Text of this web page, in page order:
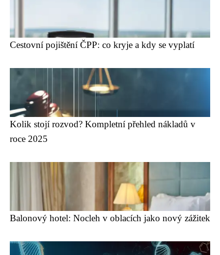
Cestovní pojištění ČPP: co kryje a kdy se vyplatí
Kolik stojí rozvod? Kompletní přehled nákladů v
roce 2025
Balonový hotel: Nocleh v oblacích jako nový zážitek